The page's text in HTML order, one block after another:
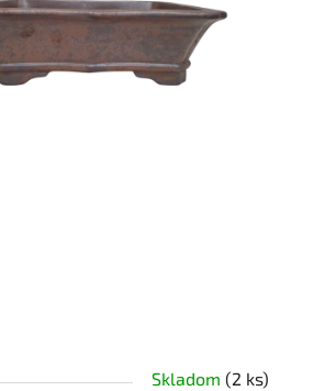
Skladom (2 ks)